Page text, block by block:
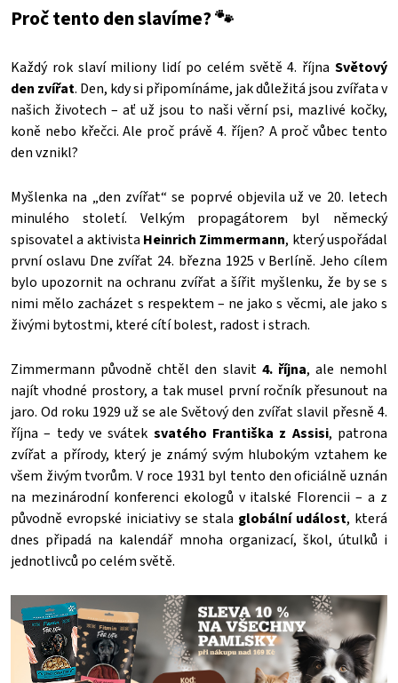
Proč tento den slavíme? 🐾
Každý rok slaví miliony lidí po celém světě 4. října Světový
den zvířat. Den, kdy si připomínáme, jak důležitá jsou zvířata v
našich životech – ať už jsou to naši věrní psi, mazlivé kočky,
koně nebo křečci. Ale proč právě 4. říjen? A proč vůbec tento
den vznikl?
Myšlenka na „den zvířat“ se poprvé objevila už ve 20. letech
minulého století. Velkým propagátorem byl německý
spisovatel a aktivista Heinrich Zimmermann, který uspořádal
první oslavu Dne zvířat 24. března 1925 v Berlíně. Jeho cílem
bylo upozornit na ochranu zvířat a šířit myšlenku, že by se s
nimi mělo zacházet s respektem – ne jako s věcmi, ale jako s
živými bytostmi, které cítí bolest, radost i strach.
Zimmermann původně chtěl den slavit 4. října, ale nemohl
najít vhodné prostory, a tak musel první ročník přesunout na
jaro. Od roku 1929 už se ale Světový den zvířat slavil přesně 4.
října – tedy ve svátek svatého Františka z Assisi, patrona
zvířat a přírody, který je známý svým hlubokým vztahem ke
všem živým tvorům.V roce 1931 byl tento den oficiálně uznán
na mezinárodní konferenci ekologů v italské Florencii – a z
původně evropské iniciativy se stala globální událost, která
dnes připadá na kalendář mnoha organizací, škol, útulků i
jednotlivců po celém světě.